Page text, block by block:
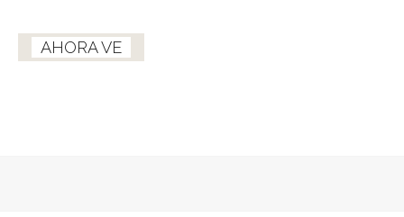
AHORA VE